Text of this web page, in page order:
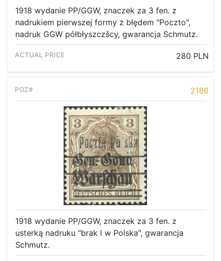
1918 wydanie PP/GGW, znaczek za 3 fen. z
nadrukiem pierwszej formy z błędem "Poczto",
nadruk GGW półbłyszczšcy, gwarancja Schmutz.
280 PLN
2186
1918 wydanie PP/GGW, znaczek za 3 fen. z
usterką nadruku "brak l w Polska", gwarancja
Schmutz.